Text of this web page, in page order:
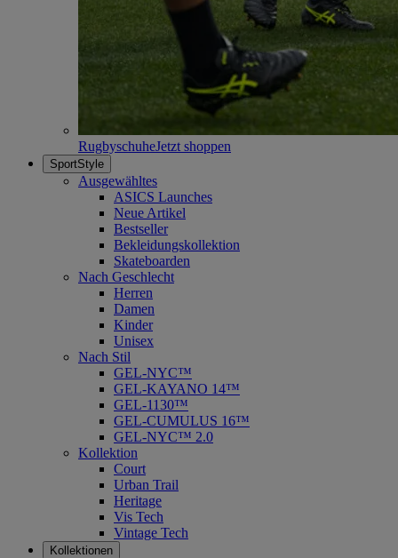
RugbyschuheJetzt shoppen
SportStyle
Ausgewähltes
ASICS Launches
Neue Artikel
Bestseller
Bekleidungskollektion
Skateboarden
Nach Geschlecht
Herren
Damen
Kinder
Unisex
Nach Stil
GEL-NYC™
GEL-KAYANO 14™
GEL-1130™
GEL-CUMULUS 16™
GEL-NYC™ 2.0
Kollektion
Court
Urban Trail
Heritage
Vis Tech
Vintage Tech
Kollektionen